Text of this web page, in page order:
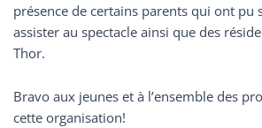
présence de certains parents qui ont pu
assister au spectacle ainsi que des
Thor.
Bravo aux jeunes et à l’ensemble des
cette organisation!